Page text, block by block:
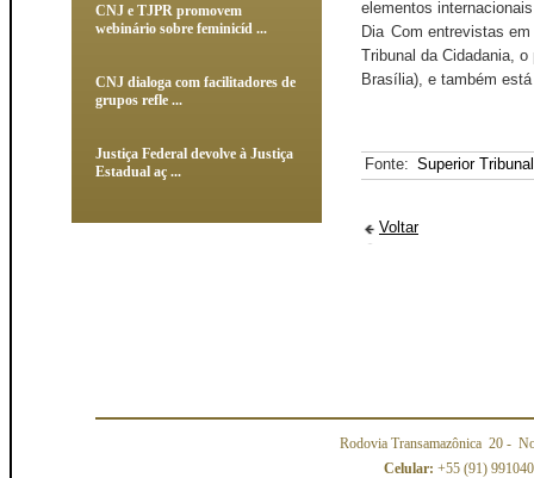
CNJ e TJPR promovem
webinário sobre feminicíd ...
CNJ dialoga com facilitadores de
grupos refle ...
Justiça Federal devolve à Justiça
Estadual aç ...
elementos
Dia Com entrevistas
Tribunal da Cidadania,
Brasília), e também
Fonte: Superior
Voltar
Rodovia Transamazônica 20 -
Celular: +55 (91)